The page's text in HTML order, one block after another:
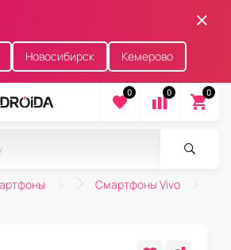
Новосибирск Кемерово
0 0 0
Смартфоны Vivo